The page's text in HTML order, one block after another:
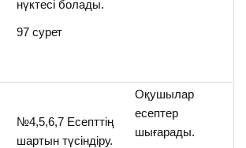
нүктесі болады.
97 сурет
№4,5,6,7 Есепттің
шартын түсіндіру.
Оқушылар
есептер
шығарады.